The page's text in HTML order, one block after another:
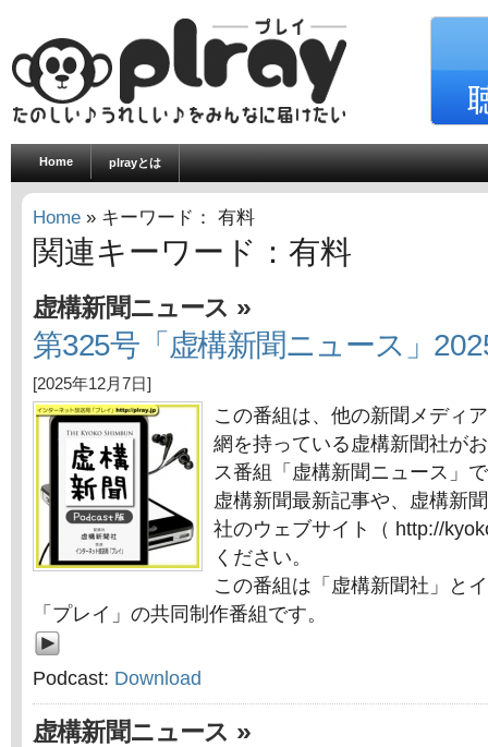
Home plrayとは
Home » キーワード： 有料
関連キーワード：有料
虚構新聞ニュース »
第325号「虚構新聞ニュース」
[2025年12月7日]
この番組は、他の新聞メディ
網を持っている虚構新聞社が
ス番組「虚構新聞ニュース」
虚構新聞最新記事や、虚構新
社のウェブサイト（ http://
ください。
この番組は「虚構新聞社」と
「プレイ」の共同制作番組です。
Podcast: Download
虚構新聞ニュース »